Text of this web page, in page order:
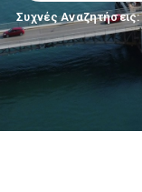
Συχνές Αναζητήσεις: